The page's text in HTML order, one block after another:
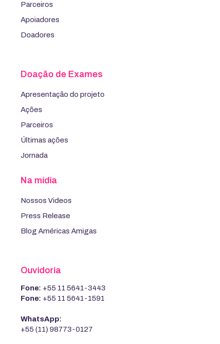
Parceiros
Apoiadores
Doadores
Doação de Exames
Apresentação do projeto
Ações
Parceiros
Últimas ações
Jornada
Na mídia
Nossos Videos
Press Release
Blog Américas Amigas
Ouvidoria
Fone: +55 11 5641-3443
Fone: +55 11 5641-1591
WhatsApp:
+55 (11) 98773-0127